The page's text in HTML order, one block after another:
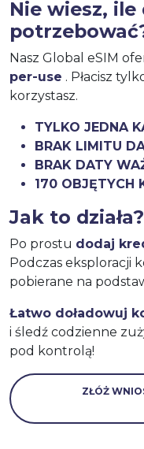
Nie wiesz,
Nasz Global eSIM
per-use . Płacisz
korzystasz.
TYLKO JEDNA
BRAK LIMITU
BRAK DATY
170 OBJĘTYCH
Jak to działa?
Po prostu dodaj
Podczas eksploracji
pobierane na
Łatwo doładowuj
i śledź codzienne
pod kontrolą!
ZŁÓŻ